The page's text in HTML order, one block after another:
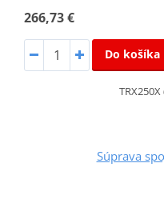
266,73 €
Do košíka
TRX250X
Súprava